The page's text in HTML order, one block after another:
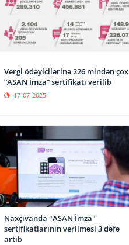
Vergi ödəyicilərinə 226 mindən çox
“ASAN İmza” sertifikatı verilib
17-07-2025
Naxçıvanda "ASAN İmza"
sertifikatlarının verilməsi 3 dəfə
artıb